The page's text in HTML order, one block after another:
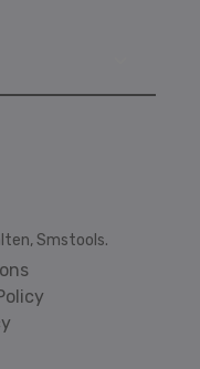
Smstools.